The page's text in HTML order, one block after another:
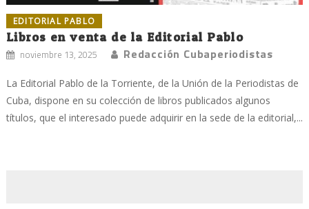
EDITORIAL PABLO
Libros en venta de la Editorial Pablo
noviembre 13, 2025 Redacción Cubaperiodistas
La Editorial Pablo de la Torriente, de la Unión de la Periodistas de
Cuba, dispone en su colección de libros publicados algunos
títulos, que el interesado puede adquirir en la sede de la editorial,...